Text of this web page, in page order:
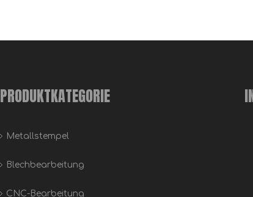
PRODUKTKATEGORIE
Metallstempel
Blechbearbeitung
CNC-Bearbeitung